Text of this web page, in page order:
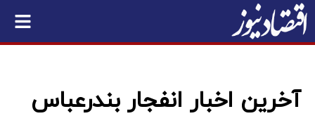
آخرین اخبار انفجار بندرعباس